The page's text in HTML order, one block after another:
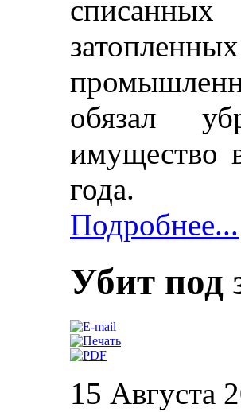
обязал
имущество
года.
Подробнее...
Убит под
15 Августа